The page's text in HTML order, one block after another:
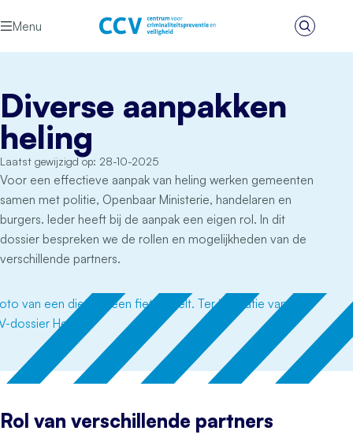
Menu
Zoeken
Diverse aanpakken
heling
Laatst gewijzigd op: 28-10-2025
Voor een effectieve aanpak van heling werken gemeenten
samen met politie, Openbaar Ministerie, handelaren en
burgers. Ieder heeft bij de aanpak een eigen rol. In dit
dossier bespreken we de rollen en mogelijkheden van de
verschillende partners.
Rol van verschillende partners